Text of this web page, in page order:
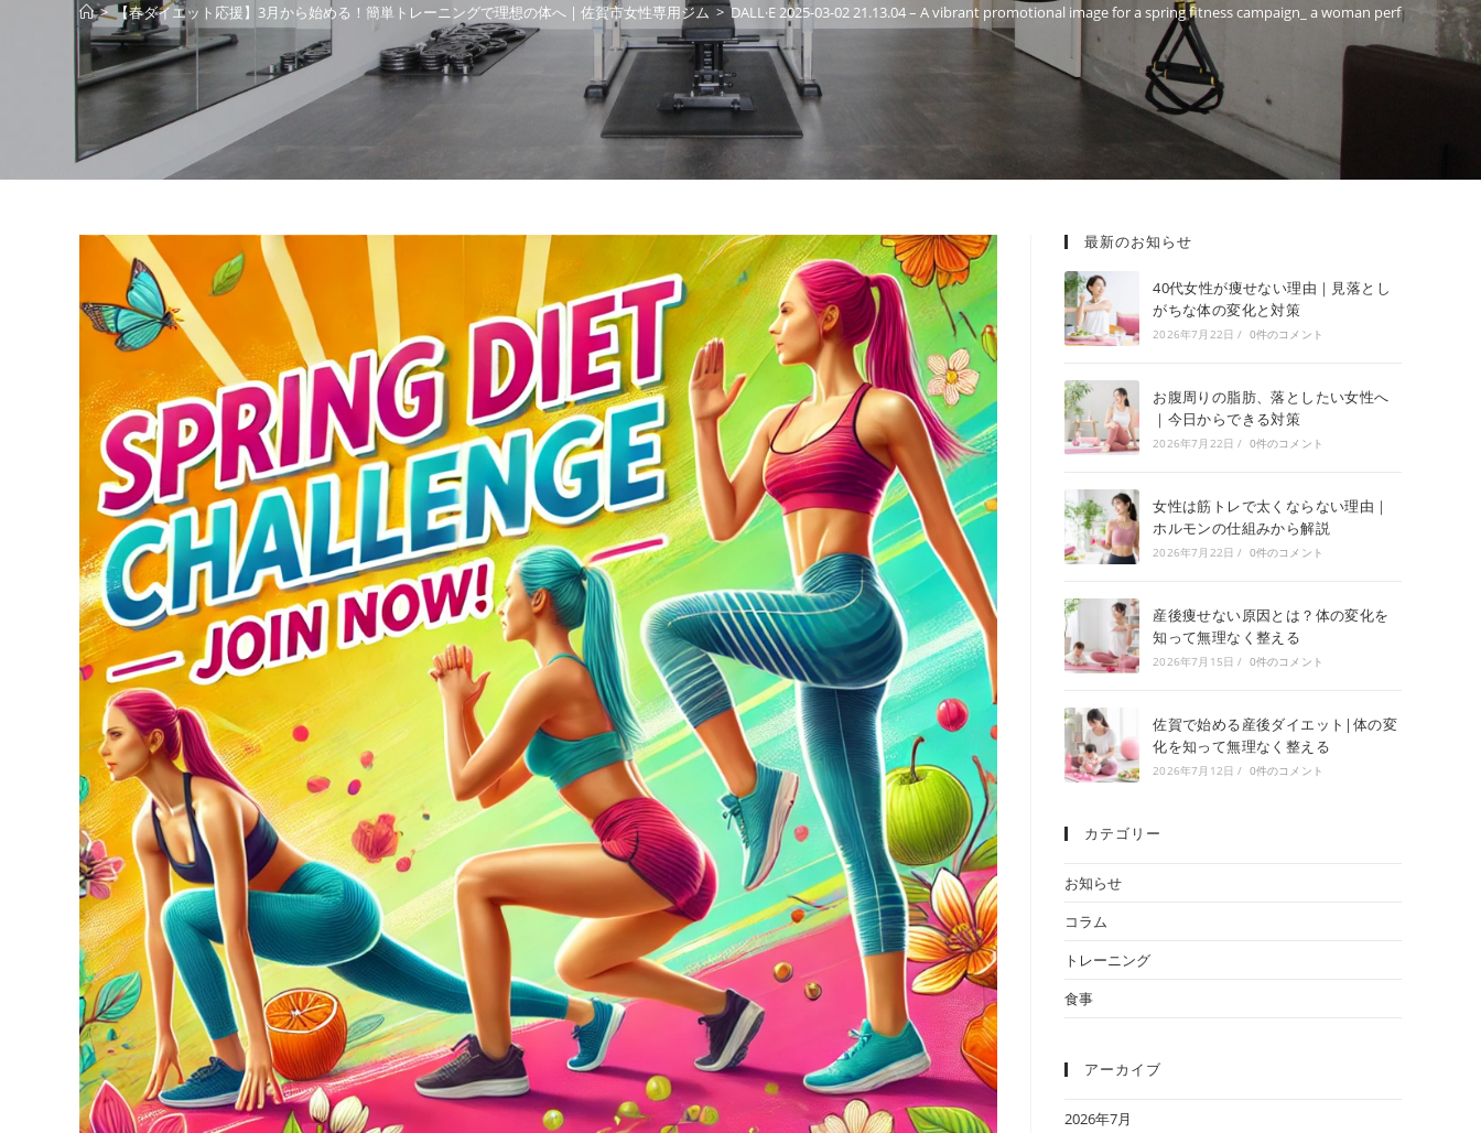
> 【春ダイエット応援】3月から始める！簡単トレーニングで理想の体へ | 佐賀市女性専用ジム > DALL·E 2025-03-02 21.13.04 – A vibrant promotional image for a spring fitness campaign_ a woman performing
最新のお知らせ
40代女性が痩せない理由｜見落とし
がちな体の変化と対策
2026年7月22日 / 0件のコメント
お腹周りの脂肪、落としたい女性へ
｜今日からできる対策
2026年7月22日 / 0件のコメント
女性は筋トレで太くならない理由｜
ホルモンの仕組みから解説
2026年7月22日 / 0件のコメント
産後痩せない原因とは？体の変化を
知って無理なく整える
2026年7月15日 / 0件のコメント
佐賀で始める産後ダイエット|体の変
化を知って無理なく整える
2026年7月12日 / 0件のコメント
カテゴリー
お知らせ
コラム
トレーニング
食事
アーカイブ
2026年7月